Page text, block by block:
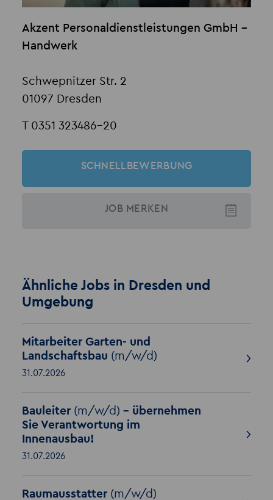
Akzent Personaldienstleistungen GmbH -
Handwerk
Schwepnitzer Str. 2
01097 Dresden
T 0351 323486-20
SCHNELLBEWERBUNG
JOB MERKEN
Ähnliche Jobs in Dresden und
Umgebung
Mitarbeiter Garten- und
Landschaftsbau (m/w/d)
31.07.2026
Bauleiter (m/w/d) – übernehmen
Sie Verantwortung im
Innenausbau!
31.07.2026
Raumausstatter (m/w/d)